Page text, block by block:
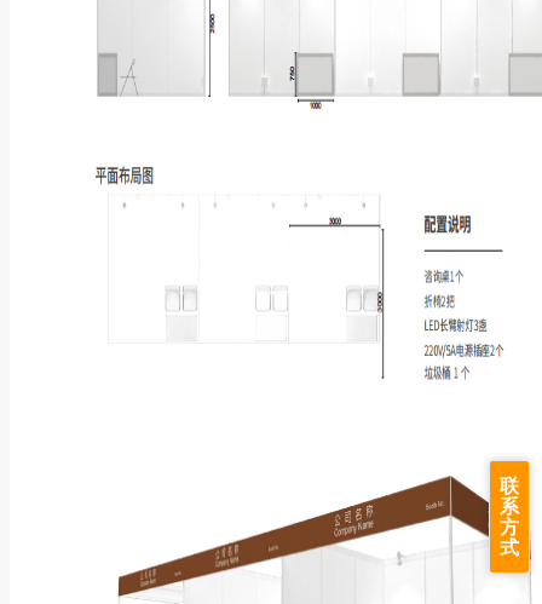
联
系
方
式